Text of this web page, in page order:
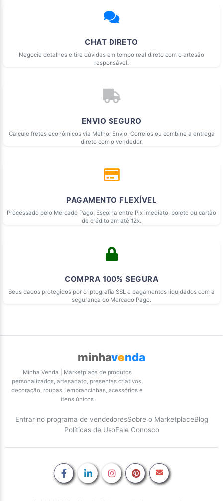
CHAT DIRETO
Negocie detalhes e tire dúvidas em tempo real direto com o artesão
responsável.
ENVIO SEGURO
Calcule fretes econômicos via Melhor Envio, Correios ou combine a entrega
direto com o vendedor.
PAGAMENTO FLEXÍVEL
Processado pelo Mercado Pago. Escolha entre Pix imediato, boleto ou cartão
de crédito em até 12x.
COMPRA 100% SEGURA
Seus dados protegidos por criptografia SSL e pagamentos liquidados com a
segurança do Mercado Pago.
minhavenda
Minha Venda | Marketplace de produtos
personalizados, artesanato, presentes criativos,
decoração, roupas, lembrancinhas, acessórios e
itens únicos
Entrar no programa de vendedoresSobre o MarketplaceBlog
Políticas de UsoFale Conosco